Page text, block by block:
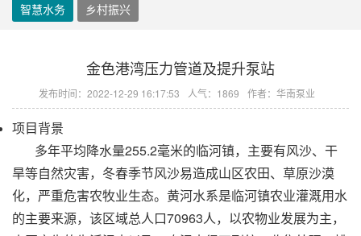
智慧水务
乡村振兴
金色港湾压力管道及提升泵站
发布时间：2022-12-29 16:17:53 人气：1869 作者：华南泵业
项目背景
多年平均降水量255.2毫米的临河镇，主要有风沙、干
旱等自然灾害，冬春季节风沙易造成山区农田、草原沙漠
化，严重危害农牧业生态。黄河水系是临河镇农业灌溉用水
的主要来源，该区域总人口70963人，以农物业发展为主，